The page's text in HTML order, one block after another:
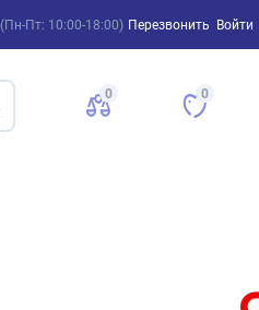
(Пн-Пт: 10:00-18:00) Перезвонить Войти
0 0